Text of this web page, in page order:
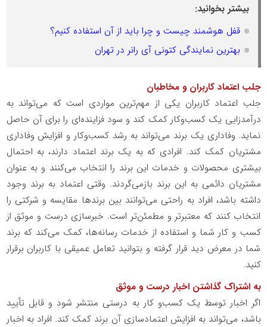
بیشتر بخوانید:
قفل هوشمند چیست و چرا باید از آن استفاده کنیم؟
بهترین نمایندگی کتونی آی رانر در تهران
جلب اعتماد کاربران و مخاطبان
جلب اعتماد کاربران یکی از مهم‌ترین مواردی است که می‌تواند به
درآمدزایی یک کسب‌وکار کمک کند و سود فزاینده‌ای را برای آن حاصل
نماید. وفاداری یک برند می‌تواند به رشد کسب‌وکار و افزایش وفاداری
مشتریان کمک کند. افرادی که به یک برند اعتماد دارند، به احتمال
بیشتری محصولات و خدمات این برند را انتخاب می‌کنند و به عنوان
مشتریان دائمی به این برند بازمی‌گردند. وقتی اعتماد به برند وجود
داشته باشد، افراد به راحتی می‌توانند بین برندها مقایسه و شرکتی را
انتخاب کنند که معتبرتر و مطمئن‌تر است. خبرسازی درست و موثق از
کسب و کار شما و استفاده از خدمات رسانه‌ها، کمک می‌کند که برند
شما در معرض دید قرار گرفته و بتوانید تعامل عمیقی با کاربران برقرار
کنید.
به اشتراک گذاشتن اخبار درست و موثق
اگر اخبار توسط یک کسب‌و کار به درستی منتشر شود و قابل تأیید
باشد، می‌تواند به افزایش اعتمادسازی آن برند کمک کند. افراد به اخبار